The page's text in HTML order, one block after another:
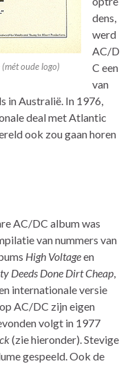
oude logo)
dens,
werd
AC/D
C een
van
in Australië. In 1976,
deal met Atlantic
ook zou gaan horen
AC/DC album was
van nummers van
High Voltageen
Deeds Done Dirt Cheap,
internationale versie
AC/DC zijn eigen
volgt in 1977
(zie hieronder). Stevige
gespeeld. Ook de